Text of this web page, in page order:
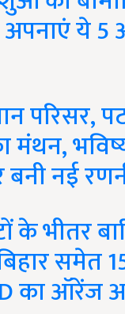
ये 5
परिसर,
मंथन,
नई
के भीतर
समेत
का ऑरेंज